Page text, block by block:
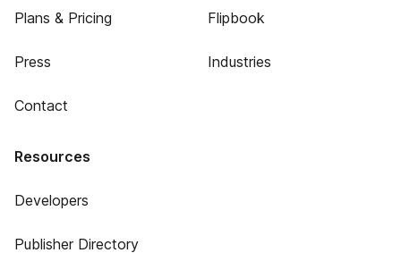
Plans & Pricing
Press
Contact
Flipbook
Industries
Resources
Developers
Publisher Directory